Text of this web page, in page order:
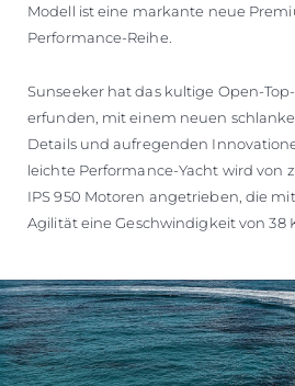
Modell ist eine markante neue
Performance-Reihe.
Sunseeker hat das kultige Open-
erfunden, mit einem neuen
Details und aufregenden
leichte Performance-Yacht wird von
IPS 950 Motoren angetrieben, die
Agilität eine Geschwindigkeit von 38